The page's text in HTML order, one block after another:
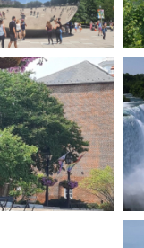
שיקגו
אלכסנדריה